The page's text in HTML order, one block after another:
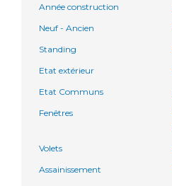
Année construction
Neuf - Ancien
Standing
Etat extérieur
Etat Communs
Fenêtres
Volets
Assainissement